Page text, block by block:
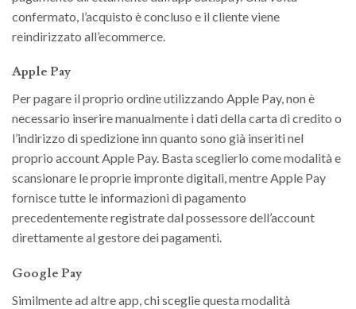
confermato, l’acquisto è concluso e il cliente viene
reindirizzato all’ecommerce.
Apple Pay
Per pagare il proprio ordine utilizzando Apple Pay, non è
necessario inserire manualmente i dati della carta di credito o
l’indirizzo di spedizione inn quanto sono già inseriti nel
proprio account Apple Pay. Basta sceglierlo come modalità e
scansionare le proprie impronte digitali, mentre Apple Pay
fornisce tutte le informazioni di pagamento
precedentemente registrate dal possessore dell’account
direttamente al gestore dei pagamenti.
Google Pay
Similmente ad altre app, chi sceglie questa modalità